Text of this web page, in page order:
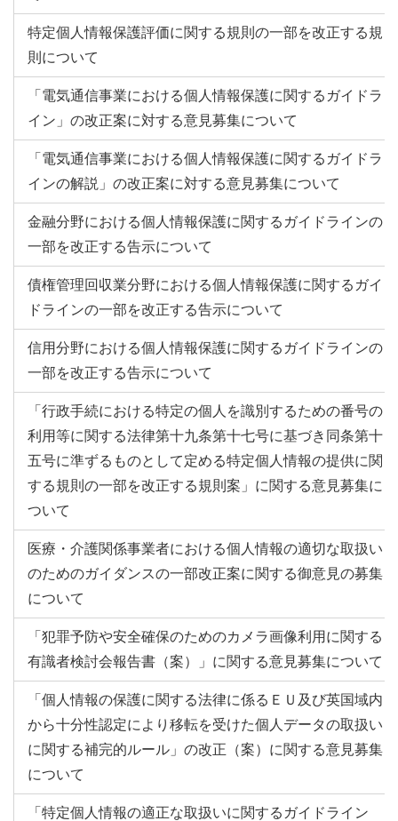
特定個人情報保護評価に関する規則の一部を改正する規
則について
「電気通信事業における個人情報保護に関するガイドラ
イン」の改正案に対する意見募集について
「電気通信事業における個人情報保護に関するガイドラ
インの解説」の改正案に対する意見募集について
金融分野における個人情報保護に関するガイドラインの
一部を改正する告示について
債権管理回収業分野における個人情報保護に関するガイ
ドラインの一部を改正する告示について
信用分野における個人情報保護に関するガイドラインの
一部を改正する告示について
「行政手続における特定の個人を識別するための番号の
利用等に関する法律第十九条第十七号に基づき同条第十
五号に準ずるものとして定める特定個人情報の提供に関
する規則の一部を改正する規則案」に関する意見募集に
ついて
医療・介護関係事業者における個人情報の適切な取扱い
のためのガイダンスの一部改正案に関する御意見の募集
について
「犯罪予防や安全確保のためのカメラ画像利用に関する
有識者検討会報告書（案）」に関する意見募集について
「個人情報の保護に関する法律に係るＥＵ及び英国域内
から十分性認定により移転を受けた個人データの取扱い
に関する補完的ルール」の改正（案）に関する意見募集
について
「特定個人情報の適正な取扱いに関するガイドライン